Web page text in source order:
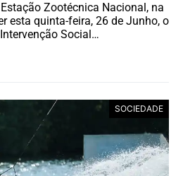
Zootécnica Nacional, na
esta quinta-feira, 26 de Junho, o
Social…
SOCIEDADE